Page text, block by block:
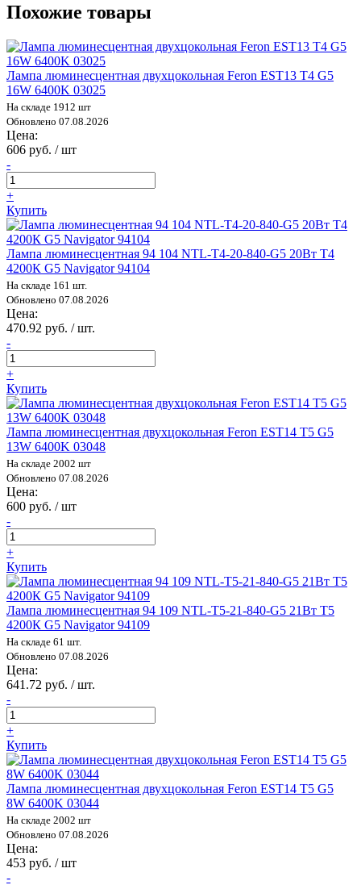
Похожие товары
Лампа люминесцентная двухцокольная Feron EST13 T4 G5
16W 6400K 03025
На складе 1912 шт
Обновлено 07.08.2026
Цена:
606 руб. / шт
-
+
Купить
Лампа люминесцентная 94 104 NTL-T4-20-840-G5 20Вт T4
4200К G5 Navigator 94104
На складе 161 шт.
Обновлено 07.08.2026
Цена:
470.92 руб. / шт.
-
+
Купить
Лампа люминесцентная двухцокольная Feron EST14 T5 G5
13W 6400K 03048
На складе 2002 шт
Обновлено 07.08.2026
Цена:
600 руб. / шт
-
+
Купить
Лампа люминесцентная 94 109 NTL-T5-21-840-G5 21Вт T5
4200К G5 Navigator 94109
На складе 61 шт.
Обновлено 07.08.2026
Цена:
641.72 руб. / шт.
-
+
Купить
Лампа люминесцентная двухцокольная Feron EST14 T5 G5
8W 6400K 03044
На складе 2002 шт
Обновлено 07.08.2026
Цена:
453 руб. / шт
-